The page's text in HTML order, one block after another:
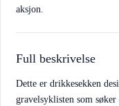
aksjon.
Full beskrivelse
Dette er drikkesekken
gravelsyklisten som